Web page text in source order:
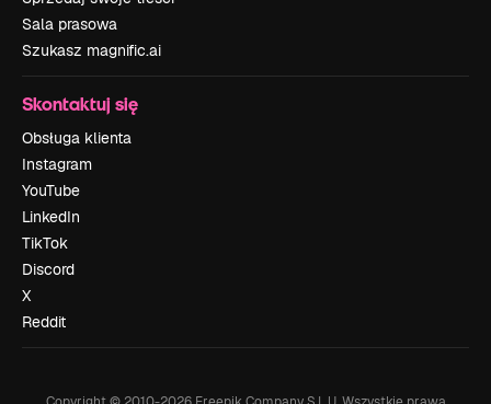
Sala prasowa
Szukasz magnific.ai
Skontaktuj się
Obsługa klienta
Instagram
YouTube
LinkedIn
TikTok
Discord
X
Reddit